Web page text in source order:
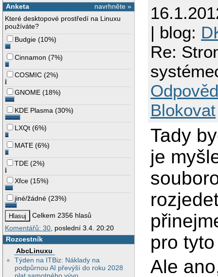
navrhněte »
Anketa
Které desktopové prostředí na Linuxu
používáte?
Budgie (10%)
Cinnamon (7%)
COSMIC (2%)
GNOME (18%)
KDE Plasma (30%)
LXQt (6%)
MATE (6%)
TDE (2%)
Xfce (15%)
jiné/žádné (23%)
Celkem 2356 hlasů
Komentářů: 30 , poslední 3.4. 20:20
Rozcestník
AbcLinuxu
Týden na ITBiz: Náklady na
podpůrnou AI převýší do roku 2028
| blog:
Re:
Blokovat
Tady
je
pro
Ale